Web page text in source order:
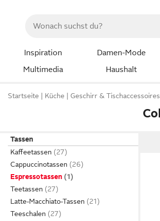
Inspiration Damen-Mode
Multimedia
Haushalt
Startseite Küche Geschirr & Tischaccessoires
Tassen
Kaffeetassen
Cappuccinotassen
Espressotassen
Teetassen
Latte-Macchiato-Tassen
Teeschalen